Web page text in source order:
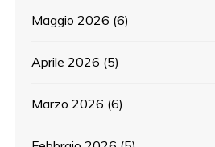
Maggio 2026 (6)
Aprile 2026 (5)
Marzo 2026 (6)